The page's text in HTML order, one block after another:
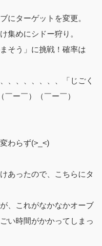
にターゲットを変更。
集めにシドー狩り。
そう」に挑戦！確率は
、、、、、、、
「じごく
ー￣）（￣ー￣）
わらず(>_<)
あったので、こちらにタ
、これがなかなかオーブ
い時間がかかってしまっ